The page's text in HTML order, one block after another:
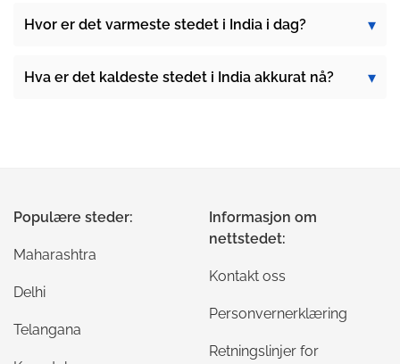
Hvor er det varmeste stedet i India i dag?
Hva er det kaldeste stedet i India akkurat nå?
Populære steder:
Maharashtra
Delhi
Telangana
Informasjon om
nettstedet:
Kontakt oss
Personvernerklæring
Retningslinjer for